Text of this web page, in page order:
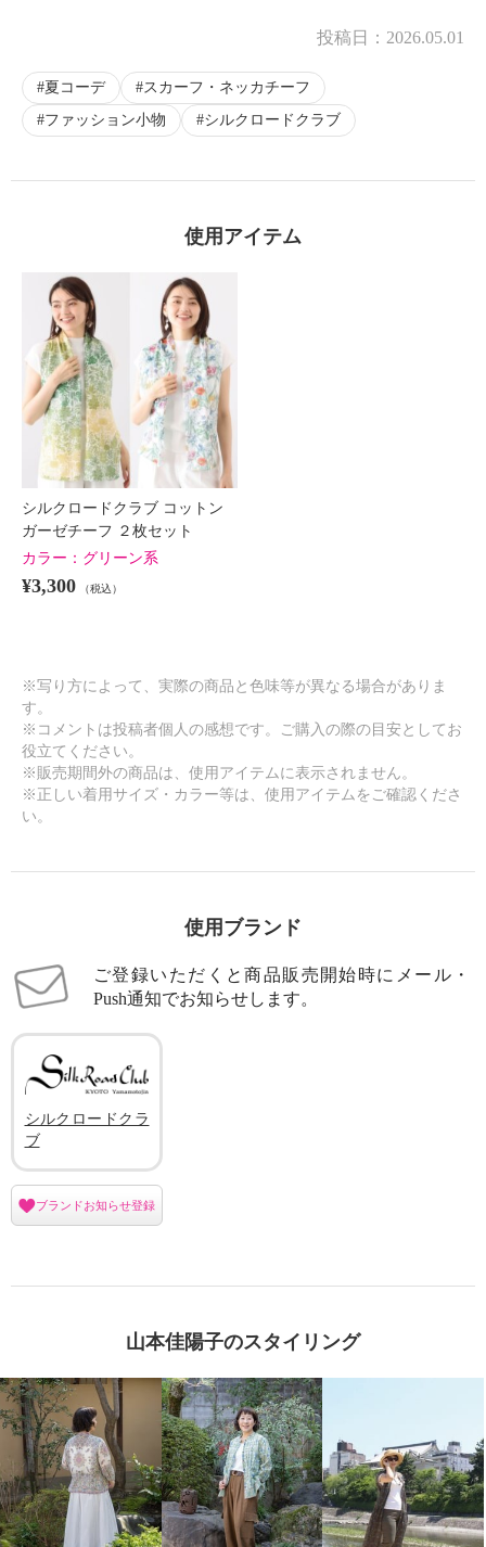
投稿日： 2026.05.01
夏コーデ
スカーフ・ネッカチーフ
ファッション小物
シルクロードクラブ
使用アイテム
シルクロードクラブ コットン
ガーゼチーフ ２枚セット
カラー： グリーン系
¥3,300 （税込）
※写り方によって、実際の商品と色味等が異なる場合がありま
す。
※コメントは投稿者個人の感想です。ご購入の際の目安としてお
役立てください。
※販売期間外の商品は、使用アイテムに表示されません。
※正しい着用サイズ・カラー等は、使用アイテムをご確認くださ
い。
使用ブランド
ご登録いただくと商品販売開始時にメール・
Push通知でお知らせします。
シルクロードクラ
ブ
ブランドお知らせ登録
山本佳陽子のスタイリング